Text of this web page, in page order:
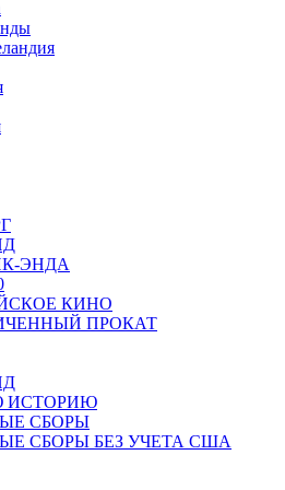
ЭНДА
КИНО
ПРОКАТ
ИСТОРИЮ
СБОРЫ
СБОРЫ БЕЗ УЧЕТА США